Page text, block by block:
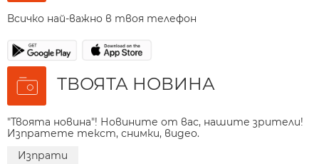
Всичко най-важно в твоя телефон
ТВОЯТА НОВИНА
"Твоята новина"! Новините от вас, нашите зрители!
Изпратете текст, снимки, видео.
Изпрати